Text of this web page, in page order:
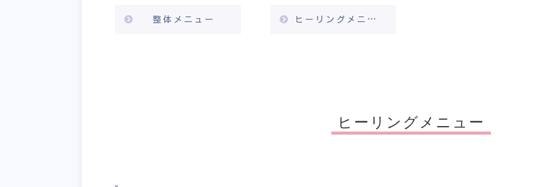
整体メニュー ヒーリングメニュー
ヒーリングメニュー